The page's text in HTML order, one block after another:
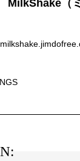
MilkShake（